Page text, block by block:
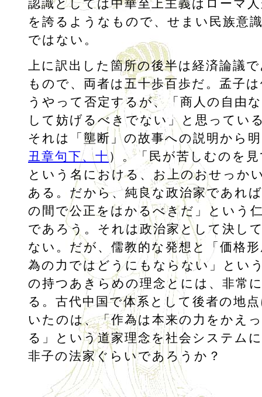
認識としては中華至上主義はローマ
を誇るようなもので、せまい民族意
ではない。
上に訳出した箇所の後半は経済論議
もので、両者は五十歩百歩だ。孟子
うやって否定するが、「商人の自由
して妨げるべきでない」と思ってい
それは「壟断」の故事への説明から
丑章句下、十）。「民が苦しむのを
という名における、お上のおせっか
ある。だから、純良な政治家であれ
の間で公正をはかるべきだ」という
であろう。それは政治家として決し
ない。だが、儒教的な発想と「価格
為の力ではどうにもならない」とい
の持つあきらめの理念とには、非常
る。古代中国で体系として後者の地
いたのは、「作為は本来の力をかえ
る」という道家理念を社会システム
非子の法家ぐらいであろうか？